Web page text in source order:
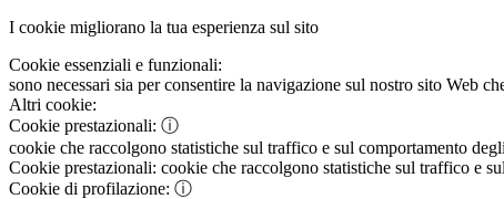
I cookie migliorano la tua esperienza sul sito
Cookie essenziali e funzionali:
sono necessari sia per consentire la navigazione sul nostro sito Web
Altri cookie:
Cookie prestazionali: ⓘ
cookie che raccolgono statistiche sul traffico e sul comportamento
Cookie prestazionali: cookie che raccolgono statistiche sul traffico e
Cookie di profilazione: ⓘ